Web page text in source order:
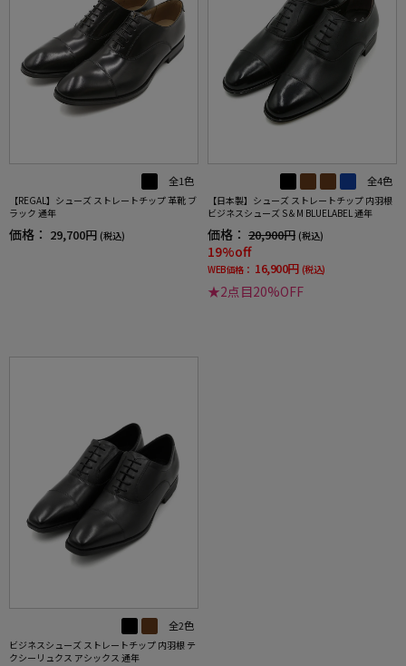
全1色
【REGAL】シューズ ストレートチップ 革靴 ブ
ラック 通年
価格： 29,700円 (税込)
全4色
【日本製】シューズ ストレートチップ 内羽根
ビジネスシューズ S＆M BLUELABEL 通年
価格： 20,900円 (税込)
19%off
WEB価格： 16,900円 (税込)
★2点目20%OFF
全2色
ビジネスシューズ ストレートチップ 内羽根 テ
クシーリュクス アシックス 通年